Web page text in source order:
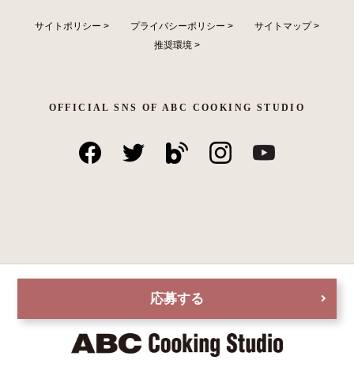
応募する
サイトポリシー > プライバシーポリシー > サイトマップ>
推奨環境 >
OFFICIAL SNS OF ABC COOKING STUDIO